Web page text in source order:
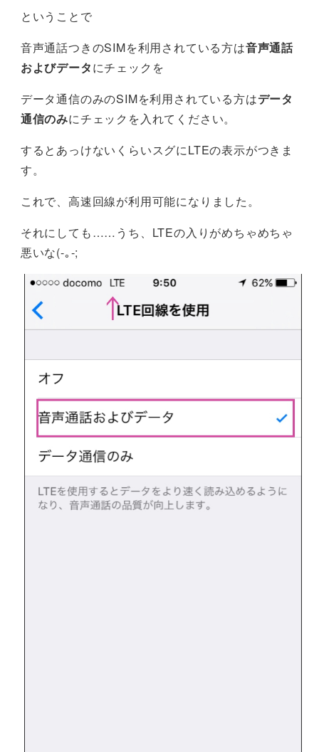
ということで
音声通話つきのSIMを利用されている方は音声通話
およびデータにチェックを
データ通信のみのSIMを利用されている方はデータ
通信のみにチェックを入れてください。
するとあっけないくらいスグにLTEの表示がつきま
す。
これで、高速回線が利用可能になりました。
それにしても……うち、LTEの入りがめちゃめちゃ
悪いな(-｡-;